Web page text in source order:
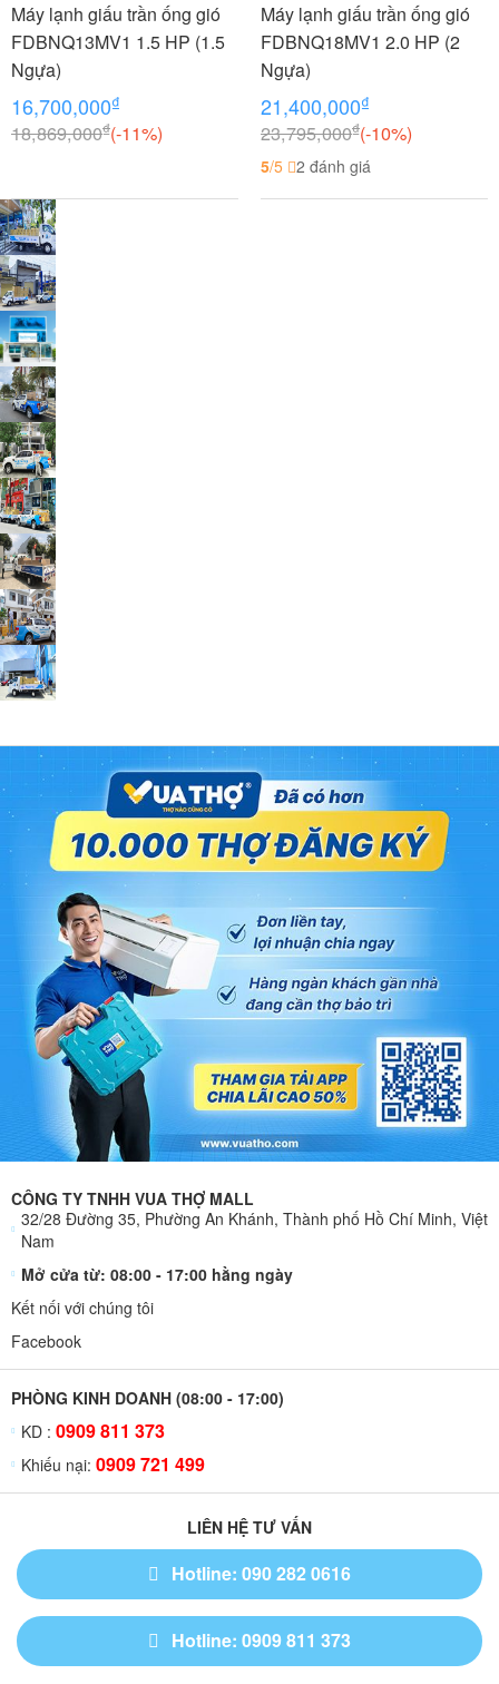
Máy lạnh giấu trần ống gió
FDBNQ13MV1 1.5 HP (1.5
Ngựa)
16,700,000₫
18,869,000₫(-11%)
Máy lạnh giấu trần ống gió
FDBNQ18MV1 2.0 HP (2
Ngựa)
21,400,000₫
23,795,000₫(-10%)
5/5 2 đánh giá
CÔNG TY TNHH VUA THỢ MALL
32/28 Đường 35, Phường An Khánh, Thành phố Hồ Chí Minh, Việt
Nam
Mở cửa từ: 08:00 - 17:00 hằng ngày
Kết nối với chúng tôi
Facebook
PHÒNG KINH DOANH (08:00 - 17:00)
KD : 0909 811 373
Khiếu nại: 0909 721 499
LIÊN HỆ TƯ VẤN
Hotline: 090 282 0616
Hotline: 0909 811 373